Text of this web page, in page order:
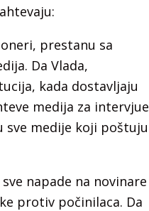
prestanu sa
Da Vlada,
kada dostavljaju
medija za intervjue
sve medije koji poštuju
napade na novinare
protiv počinilaca. Da